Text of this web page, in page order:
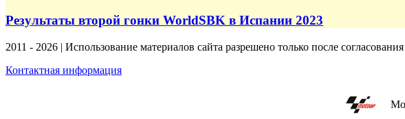
Результаты второй гонки WorldSBK в Испании 2023
2011 - 2026 | Использование материалов сайта разрешено только после
Контактная информация